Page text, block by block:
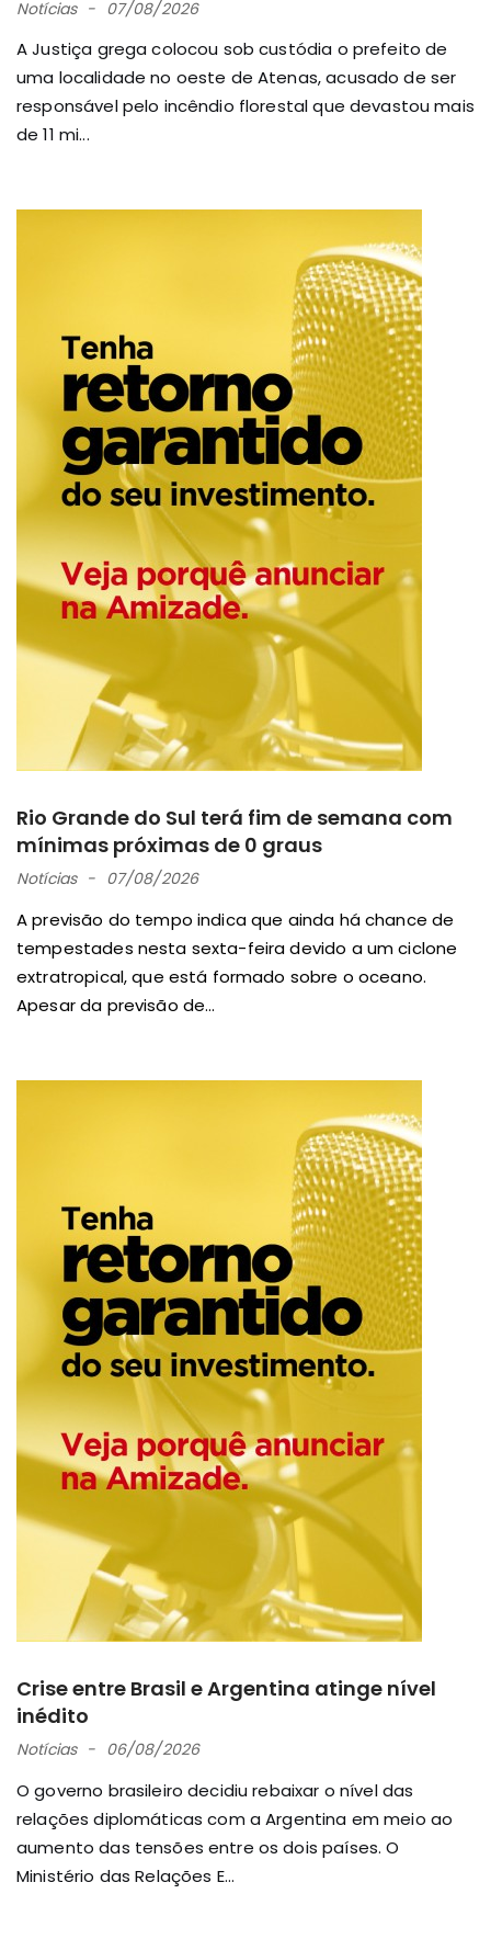
Notícias 07/08/2026
A Justiça grega colocou sob custódia o prefeito de
uma localidade no oeste de Atenas, acusado de ser
responsável pelo incêndio florestal que devastou mais
de 11 mi...
Rio Grande do Sul terá fim de semana com
mínimas próximas de 0 graus
Notícias 07/08/2026
A previsão do tempo indica que ainda há chance de
tempestades nesta sexta-feira devido a um ciclone
extratropical, que está formado sobre o oceano.
Apesar da previsão de...
Crise entre Brasil e Argentina atinge nível
inédito
Notícias 06/08/2026
O governo brasileiro decidiu rebaixar o nível das
relações diplomáticas com a Argentina em meio ao
aumento das tensões entre os dois países. O
Ministério das Relações E...